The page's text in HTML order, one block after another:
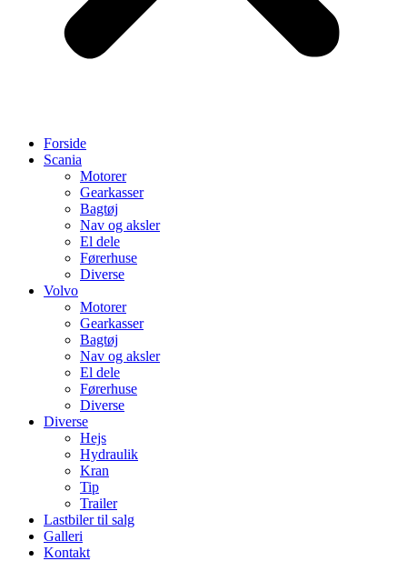
Forside
Scania
Motorer
Gearkasser
Bagtøj
Nav og aksler
El dele
Førerhuse
Diverse
Volvo
Motorer
Gearkasser
Bagtøj
Nav og aksler
El dele
Førerhuse
Diverse
Diverse
Hejs
Hydraulik
Kran
Tip
Trailer
Lastbiler til salg
Galleri
Kontakt